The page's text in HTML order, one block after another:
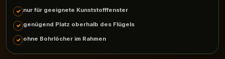
nur für geeignete Kunststofffenster
genügend Platz oberhalb des Flügels
ohne Bohrlöcher im Rahmen